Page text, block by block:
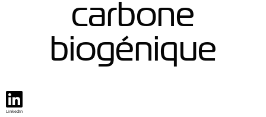
carbone
biogénique
LinkedIn